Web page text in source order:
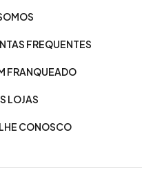
FREQUENTES
FRANQUEADO
LOJAS
CONOSCO